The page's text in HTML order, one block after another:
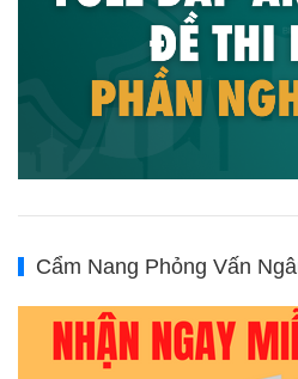
Cẩm Nang Phỏng Vấn